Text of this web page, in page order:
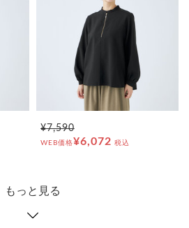
¥7,590
WEB価格¥6,072 税込
もっと見る